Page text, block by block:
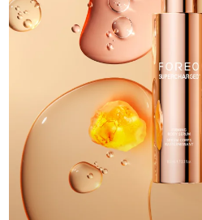
États-Unis
Ouzbékistan
Viêt Nam